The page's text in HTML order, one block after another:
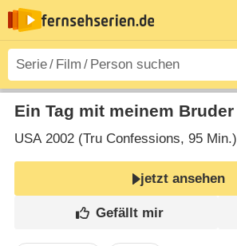
Ein Tag mit meinem Bruder
USA2002 (Tru Confessions‎, 95 Min.)
jetzt ansehen